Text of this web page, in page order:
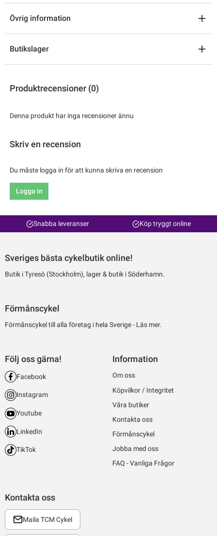
Övrig information
Butikslager
Produktrecensioner (0)
Denna produkt har inga recensioner ännu
Skriv en recension
Du måste logga in för att kunna skriva en recension
Logga in
Snabba leveranser Köp tryggt online
Sveriges bästa cykelbutik online!
Butik i Tyresö (Stockholm), lager & butik i Söderhamn.
Förmånscykel
Förmånscykel till alla företag i hela Sverige - Läs mer.
Kontakta oss
Maila TCM Cykel
Följ oss gärna!
Facebook
Instagram
Youtube
LinkedIn
TikTok
Information
Om oss
Köpvilkor / Integritet
Våra butiker
Kontakta oss
Förmånscykel
Jobba med oss
FAQ - Vanliga Frågor